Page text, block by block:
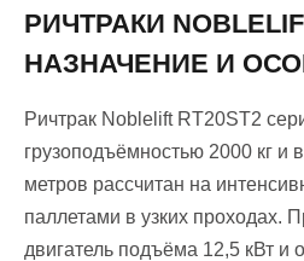
РИЧТРАКИ
НАЗНАЧЕНИЕ И
Ричтрак Noblelift RT20ST2
грузоподъёмностью 2000 кг и
метров рассчитан на
паллетами в узких проходах.
двигатель подъёма 12,5 кВт и